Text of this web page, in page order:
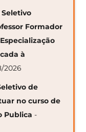
Seletivo
Formador
à
2026
de
no curso de
Publica -